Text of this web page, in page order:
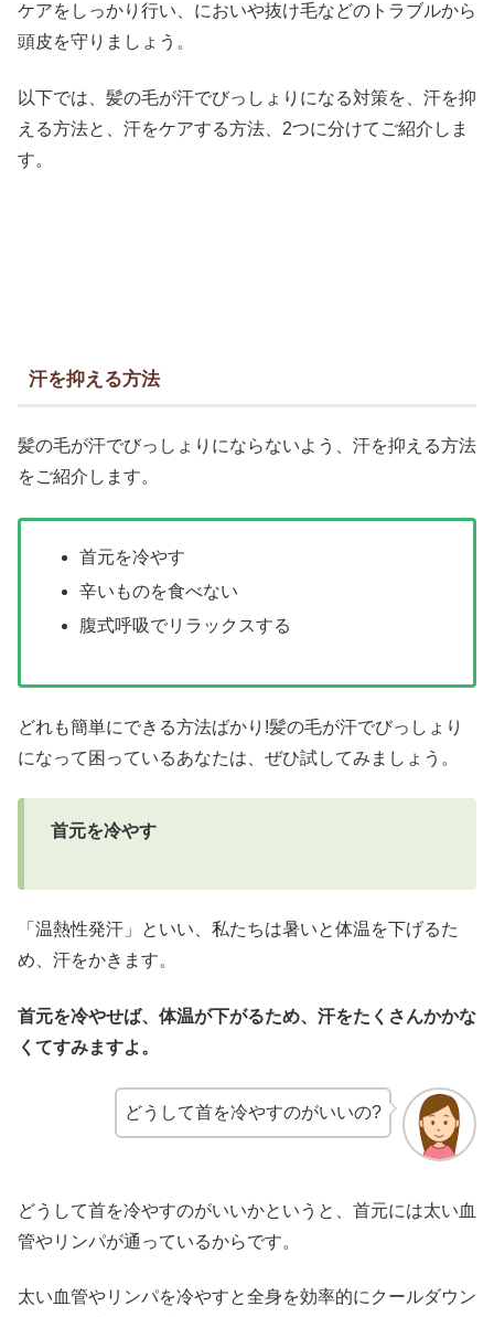
ケアをしっかり行い、においや抜け毛などのトラブルから
頭皮を守りましょう。
以下では、髪の毛が汗でびっしょりになる対策を、汗を抑
える方法と、汗をケアする方法、2つに分けてご紹介しま
す。
汗を抑える方法
髪の毛が汗でびっしょりにならないよう、汗を抑える方法
をご紹介します。
首元を冷やす
辛いものを食べない
腹式呼吸でリラックスする
どれも簡単にできる方法ばかり!髪の毛が汗でびっしょり
になって困っているあなたは、ぜひ試してみましょう。
首元を冷やす
「温熱性発汗」といい、私たちは暑いと体温を下げるた
め、汗をかきます。
首元を冷やせば、体温が下がるため、汗をたくさんかかな
くてすみますよ。
どうして首を冷やすのがいいの?
どうして首を冷やすのがいいかというと、首元には太い血
管やリンパが通っているからです。
太い血管やリンパを冷やすと全身を効率的にクールダウン